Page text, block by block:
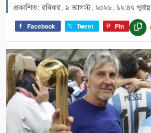
প্রকাশিত: রবিবার, ৯ আগস্ট, ২০২৬, ১২:৪৭ পূর্বাহ্ণ
Facebook Tweet Pin